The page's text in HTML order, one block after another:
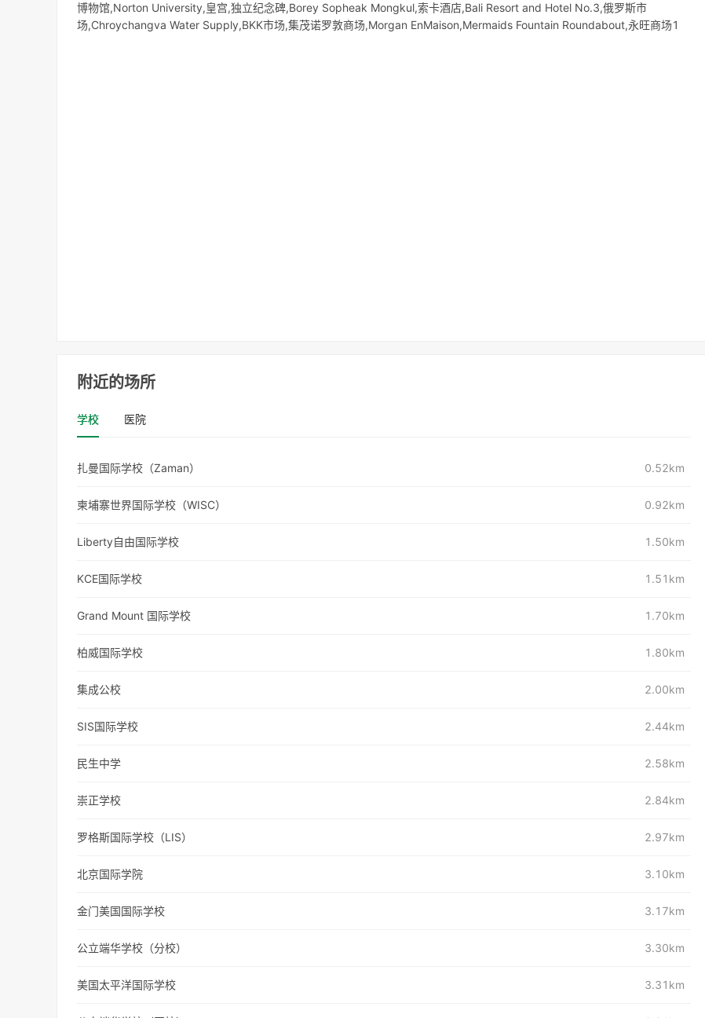
博物馆,Norton University,皇宫,独立纪念碑,Borey Sopheak Mongkul,索卡酒店,Bali Resort and Hotel No.3,俄罗斯市
场,Chroychangva Water Supply,BKK市场,集茂诺罗敦商场,Morgan EnMaison,Mermaids Fountain Roundabout,永旺商场1
附近的场所
学校 医院
扎曼国际学校（Zaman） 0.52km
柬埔寨世界国际学校（WISC） 0.92km
Liberty自由国际学校 1.50km
KCE国际学校 1.51km
Grand Mount 国际学校 1.70km
柏威国际学校 1.80km
集成公校 2.00km
SIS国际学校 2.44km
民生中学 2.58km
崇正学校 2.84km
罗格斯国际学校（LIS） 2.97km
北京国际学院 3.10km
金门美国国际学校 3.17km
公立端华学校（分校） 3.30km
美国太平洋国际学校 3.31km